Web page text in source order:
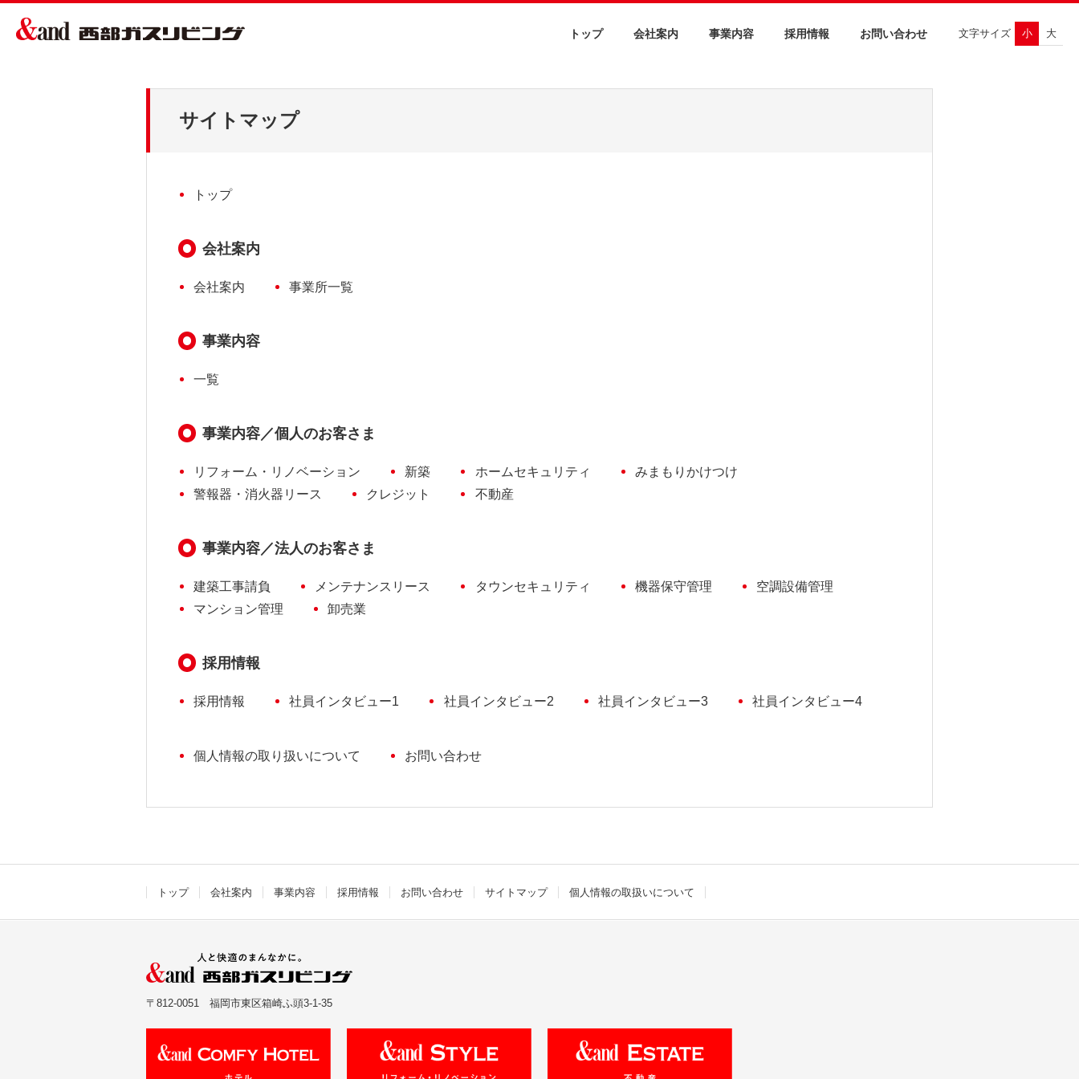
トップ 会社案内 事業内容 採用情報 お問い合わせ 文字サイズ 小 大
サイトマップ
トップ
会社案内
会社案内 事業所一覧
事業内容
一覧
事業内容／個人のお客さま
リフォーム・リノベーション 新築 ホームセキュリティ
みまもりかけつけ
警報器・消火器リース
クレジット 不動産
事業内容／法人のお客さま
建築工事請負 メンテナンスリース タウンセキュリティ 機器保守管理
空調設備管理
マンション管理
卸売業
採用情報
採用情報 社員インタビュー1 社員インタビュー2 社員インタビュー3 社員インタビュー4
個人情報の取り扱いについて お問い合わせ
トップ 会社案内 事業内容 採用情報 お問い合わせ サイトマップ 個人情報の取扱いについて
〒812-0051 福岡市東区箱崎ふ頭3-1-35